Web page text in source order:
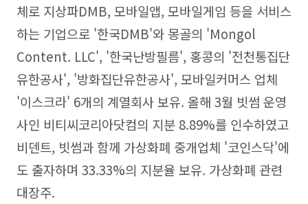
체로 지상파DMB, 모바일앱, 모바일게임 등을 서비스
하는 기업으로 '한국DMB'와 몽골의 'Mongol
Content. LLC', '한국난방필름', 홍콩의 '전천통집단
유한공사', '방화집단유한공사', 모바일커머스 업체
'이스크라' 6개의 계열회사 보유. 올해 3월 빗썸 운영
사인 비티씨코리아닷컴의 지분 8.89%를 인수하였고
비덴트, 빗썸과 함께 가상화폐 중개업체 '코인스닥'에
도 출자하며 33.33%의 지분율 보유. 가상화폐 관련
대장주.